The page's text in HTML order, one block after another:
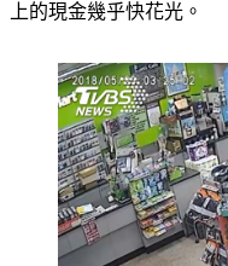
上的現金幾乎快花光。